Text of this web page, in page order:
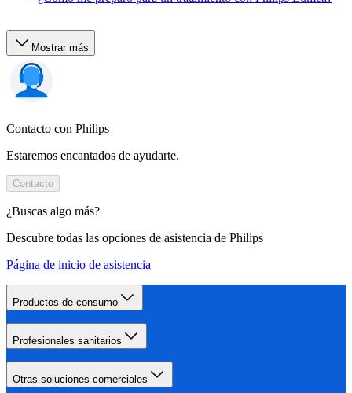
Mostrar más
Contacto con Philips
Estaremos encantados de ayudarte.
Contacto
¿Buscas algo más?
Descubre todas las opciones de asistencia de Philips
Página de inicio de asistencia
Productos de consumo
Profesionales sanitarios
Otras soluciones comerciales